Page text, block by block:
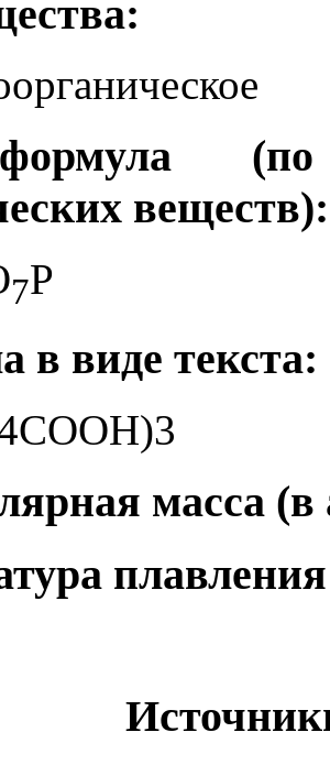
формула
веществ):
7P
в виде текста:
масса (в